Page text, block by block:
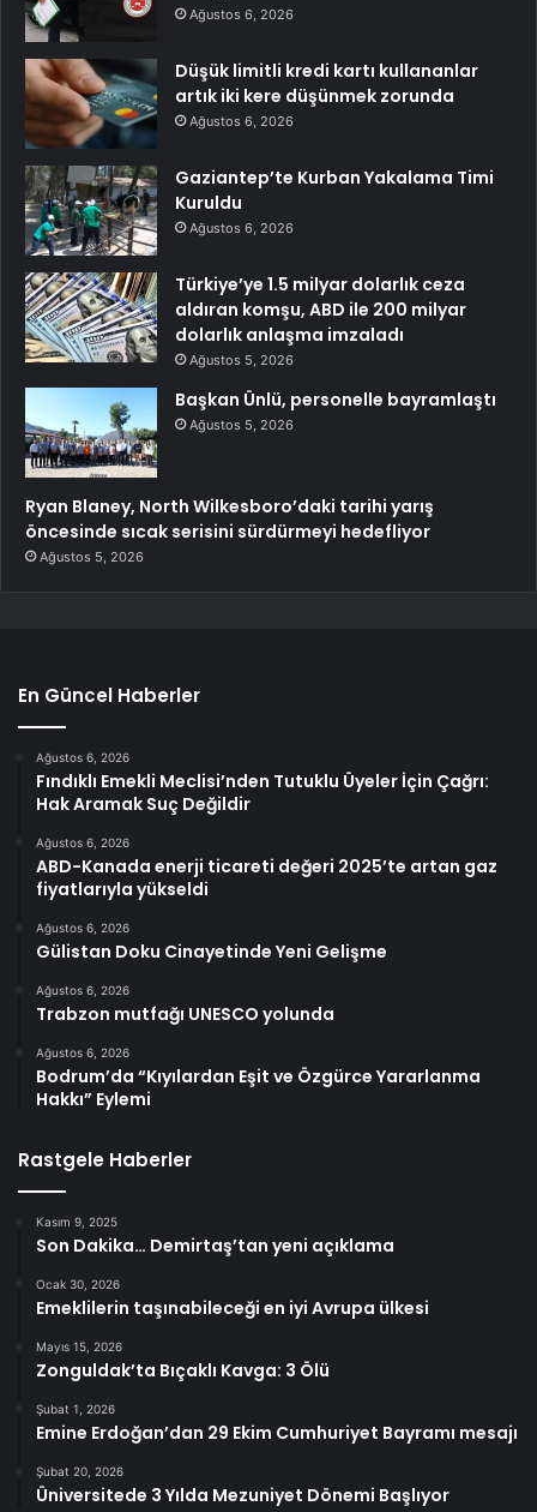
Ağustos 6, 2026
Düşük limitli kredi kartı kullananlar
artık iki kere düşünmek zorunda
Ağustos 6, 2026
Gaziantep’te Kurban Yakalama Timi
Kuruldu
Ağustos 6, 2026
Türkiye’ye 1.5 milyar dolarlık ceza
aldıran komşu, ABD ile 200 milyar
dolarlık anlaşma imzaladı
Ağustos 5, 2026
Başkan Ünlü, personelle bayramlaştı
Ağustos 5, 2026
Ryan Blaney, North Wilkesboro’daki tarihi yarış
öncesinde sıcak serisini sürdürmeyi hedefliyor
Ağustos 5, 2026
En Güncel Haberler
Ağustos 6, 2026
Fındıklı Emekli Meclisi’nden Tutuklu Üyeler İçin Çağrı:
Hak Aramak Suç Değildir
Ağustos 6, 2026
ABD-Kanada enerji ticareti değeri 2025’te artan gaz
fiyatlarıyla yükseldi
Ağustos 6, 2026
Gülistan Doku Cinayetinde Yeni Gelişme
Ağustos 6, 2026
Trabzon mutfağı UNESCO yolunda
Ağustos 6, 2026
Bodrum’da “Kıyılardan Eşit ve Özgürce Yararlanma
Hakkı” Eylemi
Rastgele Haberler
Kasım 9, 2025
Son Dakika… Demirtaş’tan yeni açıklama
Ocak 30, 2026
Emeklilerin taşınabileceği en iyi Avrupa ülkesi
Mayıs 15, 2026
Zonguldak’ta Bıçaklı Kavga: 3 Ölü
Şubat 1, 2026
Emine Erdoğan’dan 29 Ekim Cumhuriyet Bayramı mesajı
Şubat 20, 2026
Üniversitede 3 Yılda Mezuniyet Dönemi Başlıyor